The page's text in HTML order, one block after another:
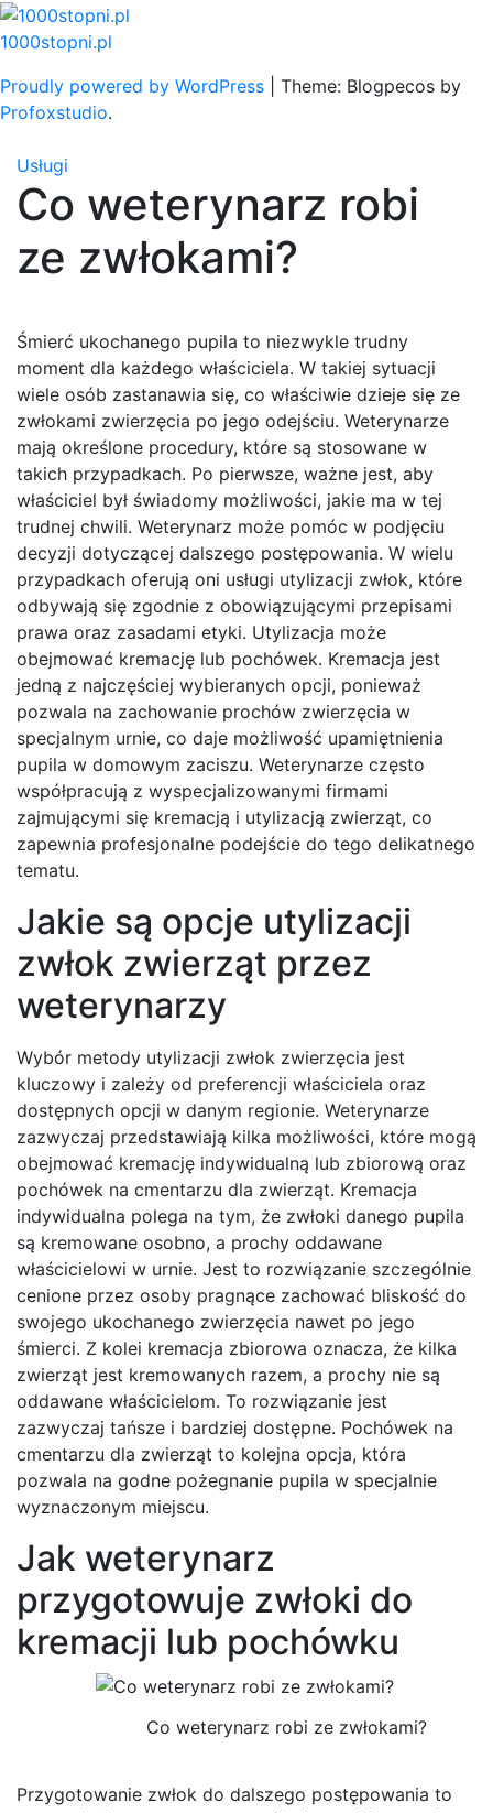
Skip
to
1000stopni.pl
Proudly powered by WordPress
Theme: Blogpecos by
Profoxstudio.
Usługi
Co weterynarz robi
ze zwłokami?
Śmierć ukochanego pupila to niezwykle trudny
moment dla każdego właściciela. W takiej sytuacji
wiele osób zastanawia się, co właściwie dzieje się ze
zwłokami zwierzęcia po jego odejściu. Weterynarze
mają określone procedury, które są stosowane w
takich przypadkach. Po pierwsze, ważne jest, aby
właściciel był świadomy możliwości, jakie ma w tej
trudnej chwili. Weterynarz może pomóc w podjęciu
decyzji dotyczącej dalszego postępowania. W wielu
przypadkach oferują oni usługi utylizacji zwłok, które
odbywają się zgodnie z obowiązującymi przepisami
prawa oraz zasadami etyki. Utylizacja może
obejmować kremację lub pochówek. Kremacja jest
jedną z najczęściej wybieranych opcji, ponieważ
pozwala na zachowanie prochów zwierzęcia w
specjalnym urnie, co daje możliwość upamiętnienia
pupila w domowym zaciszu. Weterynarze często
współpracują z wyspecjalizowanymi firmami
zajmującymi się kremacją i utylizacją zwierząt, co
zapewnia profesjonalne podejście do tego delikatnego
tematu.
Jakie są opcje utylizacji
zwłok zwierząt przez
weterynarzy
Wybór metody utylizacji zwłok zwierzęcia jest
kluczowy i zależy od preferencji właściciela oraz
dostępnych opcji w danym regionie. Weterynarze
zazwyczaj przedstawiają kilka możliwości, które mogą
obejmować kremację indywidualną lub zbiorową oraz
pochówek na cmentarzu dla zwierząt. Kremacja
indywidualna polega na tym, że zwłoki danego pupila
są kremowane osobno, a prochy oddawane
właścicielowi w urnie. Jest to rozwiązanie szczególnie
cenione przez osoby pragnące zachować bliskość do
swojego ukochanego zwierzęcia nawet po jego
śmierci. Z kolei kremacja zbiorowa oznacza, że kilka
zwierząt jest kremowanych razem, a prochy nie są
oddawane właścicielom. To rozwiązanie jest
zazwyczaj tańsze i bardziej dostępne. Pochówek na
cmentarzu dla zwierząt to kolejna opcja, która
pozwala na godne pożegnanie pupila w specjalnie
wyznaczonym miejscu.
Jak weterynarz
przygotowuje zwłoki do
kremacji lub pochówku
Co weterynarz robi ze zwłokami?
Przygotowanie zwłok do dalszego postępowania to